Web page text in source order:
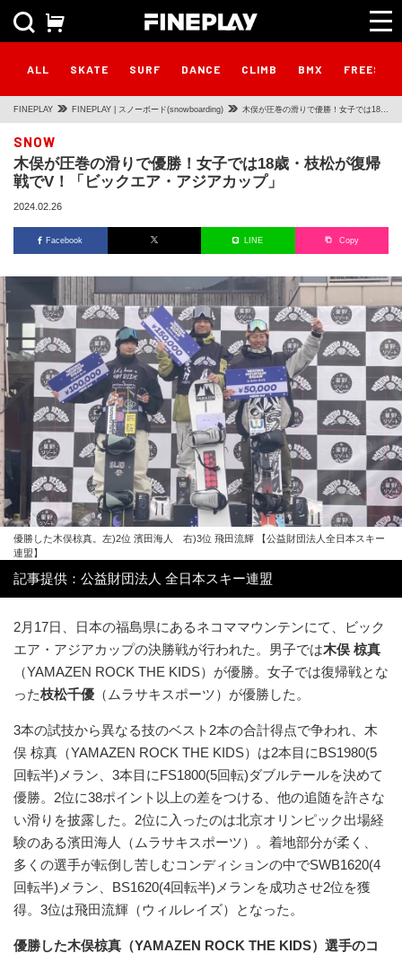
ALL SKATE SURF DANCE CLIMB BMX
FINEPLAY FINEPLAY | スノーボード(snowboarding) 木俣が圧巻の滑りで優勝！女子では18
アジアカップ」
SNOW
木俣が圧巻の滑りで優勝！女子では18歳・枝松が復帰
戦でV！「ビックエア・アジアカップ」
2024.02.26
Facebook LINE Copy
優勝した木俣椋真。左)2位 濱田海人 右)3位 飛田流輝 【公益財団法人全日本スキー
連盟】
記事提供：公益財団法人 全日本スキー連盟
2月17日、日本の福島県にあるネコママウンテンにて、ビック
エア・アジアカップの決勝戦が行われた。男子では木俣 椋真
（YAMAZEN ROCK THE KIDS）が優勝。女子では復帰戦とな
った枝松千優 （ムラサキスポーツ）が優勝した。
3本の試技から異なる技のベスト2本の合計得点で争われ、木
俣 椋真（YAMAZEN ROCK THE KIDS）は2本目にBS1980(5
回転半)メラン、3本目にFS1800(5回転)ダブルテールを決めて
優勝。2位に38ポイント以上の差をつける、他の追随を許さな
い滑りを披露した。2位に入ったのは北京オリンピック出場経
験のある濱田海人（ムラサキスポーツ）。着地部分が柔く、
多くの選手が転倒し苦しむコンディションの中でSWB1620(4
回転半)メラン、BS1620(4回転半)メランを成功させ2位を獲
得。3位は飛田流輝（ウィルレイズ）となった。
優勝した木俣椋真（YAMAZEN ROCK THE KIDS）選手のコ